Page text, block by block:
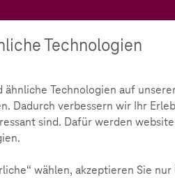
Verantwortung Ab wann ist
Technologien
ähnliche Technologien auf
Dadurch verbessern wir Ihr
sind. Dafür werden
wählen, akzeptieren Sie